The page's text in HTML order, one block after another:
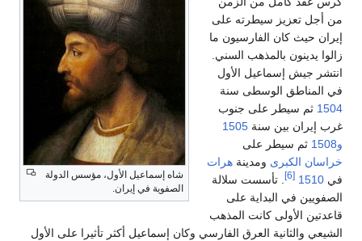
شاه إسماعيل الأول، مؤسس الدولة
الصفوية في إيران.
من أجل تعزيز سيطرته على
إيران حيث كان الفارسيون ما
زالوا يدينون بالمذهب السني.
انتشر جيش إسماعيل الأول
في المناطق الوسطى سنة
1504 ثم سيطر على جنوب
غرب إيران بين سنة 1505
و1508
ثم سيطر على
خراسان الكبرى ومدينة هرات
في 1510
[6]
. تأسست سلالة
الصفويين في البداية على
قاعدتين الأولى كانت المذهب
الشيعي والثانية العرق الفارسي وكان إسماعيل أكثر تأثيرا على الأول